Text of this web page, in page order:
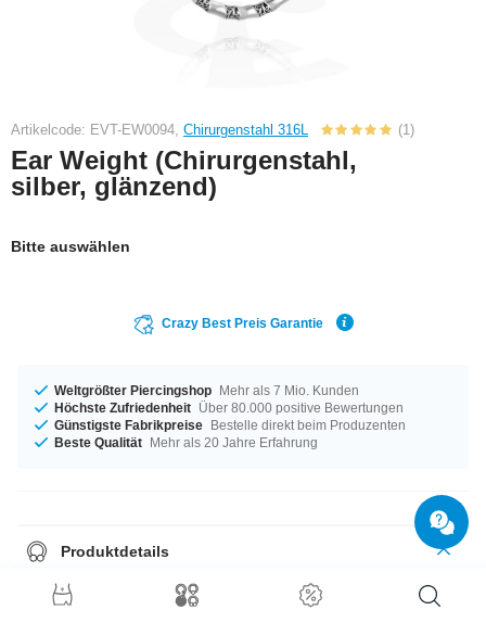
Artikelcode: EVT-EW0094, Chirurgenstahl 316L (1)
Ear Weight (Chirurgenstahl,
silber, glänzend)
Bitte auswählen
Crazy Best Preis Garantie
Weltgrößter Piercingshop Mehr als 7 Mio. Kunden
Höchste Zufriedenheit Über 80.000 positive Bewertungen
Günstigste Fabrikpreise Bestelle direkt beim Produzenten
Beste Qualität Mehr als 20 Jahre Erfahrung
Produktdetails
Dieser Artikel liegt in der Materialstärke von 3 mm für dich bereit. Ein
supertrendiges Item in Topqualität und zu einem supergünstigen Preis.